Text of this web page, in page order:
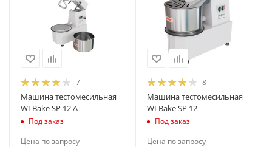
7
Машина тестомесильная
WLBake SP 12 A
Под заказ
Цена по запросу
8
Машина тестомесильная
WLBake SP 12
Под заказ
Цена по запросу